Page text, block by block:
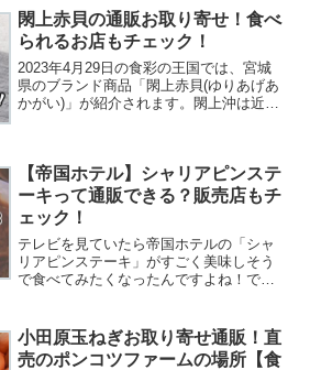
が強い「極濃」食べてみたくなっちゃい
ましたよね。そこ...
閖上赤貝の通販お取り寄せ！食べ
られるお店もチェック！
2023年4月29日の食彩の王国では、宮城
県のブランド商品「閖上赤貝(ゆりあげあ
かがい)」が紹介されます。閖上沖は近隣
環境ということ...
【帝国ホテル】シャリアピンステ
ーキって通販できる？販売店もチ
ェック！
テレビを見ていたら帝国ホテルの「シャ
リアピンステーキ」がすごく美味しそう
で食べてみたくなったんですよね！で
のか？色々と調べてみたので同じく気に
なる方へシェアしちゃいます♬＼...
小田原玉ねぎお取り寄せ通販！直
売のポンコツファームの場所【食